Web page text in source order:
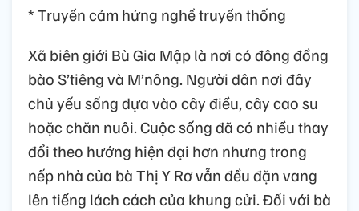
* Truyền cảm hứng nghề truyền thống
Xã biên giới Bù Gia Mập là nơi có đông đồng
bào S’tiêng và M’nông. Người dân nơi đây
chủ yếu sống dựa vào cây điều, cây cao su
hoặc chăn nuôi. Cuộc sống đã có nhiều thay
đổi theo hướng hiện đại hơn nhưng trong
nếp nhà của bà Thị Y Rơ vẫn đều đặn vang
lên tiếng lách cách của khung cửi. Đối với bà